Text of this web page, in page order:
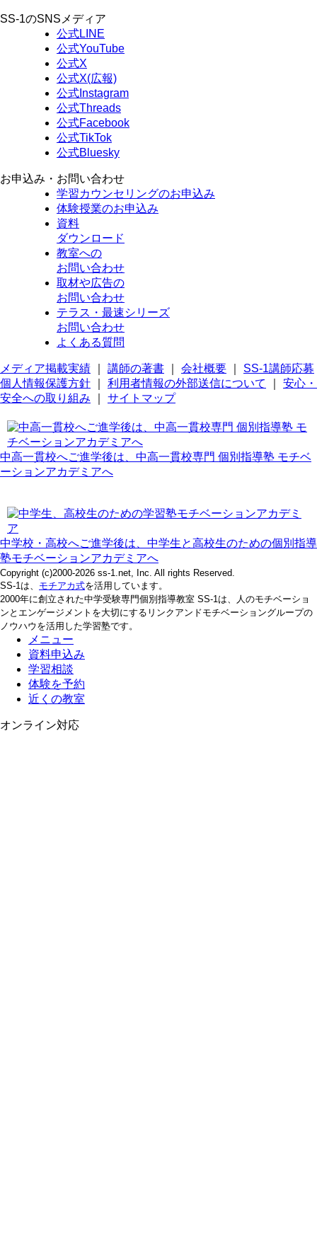
SS-1のSNSメディア
公式LINE
公式YouTube
公式X
公式X(広報)
公式Instagram
公式Threads
公式Facebook
公式TikTok
公式Bluesky
お申込み・お問い合わせ
学習カウンセリングのお申込み
体験授業のお申込み
資料
ダウンロード
教室への
お問い合わせ
取材や広告の
お問い合わせ
テラス・最速シリーズ
お問い合わせ
よくある質問
メディア掲載実績 講師の著書 会社概要
SS-1講師応募
個人情報保護方針
利用者情報の外部送信について
安心・
安全への取り組み
サイトマップ
中高一貫校へご進学後は、中高一貫校専門 個別指導塾 モチベ
ーションアカデミアへ
中学校・高校へご進学後は、中学生と高校生のための個別指導
塾モチベーションアカデミアへ
Copyright (c)2000-2026 ss-1.net, Inc. All rights Reserved.
SS-1は、 モチアカ式を活用しています。
2000年に創立された中学受験専門個別指導教室 SS-1は、人のモチベーショ
ンとエンゲージメントを大切にするリンクアンドモチベーショングループの
ノウハウを活用した学習塾です。
メニュー
資料申込み
学習相談
体験を予約
近くの教室
オンライン対応